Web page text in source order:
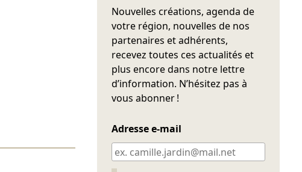
Nouvelles créations, agenda de
votre région, nouvelles de nos
partenaires et adhérents,
recevez toutes ces actualités et
plus encore dans notre lettre
d’information. N’hésitez pas à
vous abonner !
Adresse e-mail